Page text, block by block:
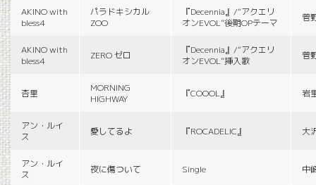
AKINO with
bless4
パラドキシカル
ZOO
『Decennia』/“アクエリ
オンEVOL”後期OPテーマ
菅
AKINO with
bless4
ZERO ゼロ
『Decennia』/“アクエリ
オンEVOL”挿入歌
菅
杏里
MORNING
HIGHWAY
『COOOL』 岩
アン・ルイ
ス
愛してるよ 『ROCADELIC』 大
アン・ルイ
ス
夜に傷ついて Single 中